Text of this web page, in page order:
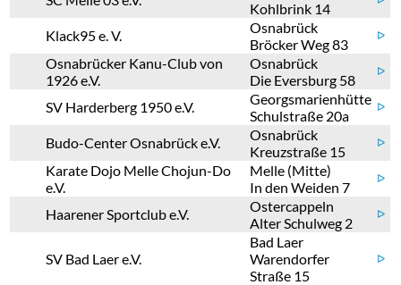
Kohlbrink 14
Klack95 e. V.
Osnabrück
Bröcker Weg 83
ᐅ
Osnabrücker Kanu-Club von
1926 e.V.
Osnabrück
Die Eversburg 58
ᐅ
SV Harderberg 1950 e.V.
Georgsmarienhütte
Schulstraße 20a
ᐅ
Budo-Center Osnabrück e.V.
Osnabrück
Kreuzstraße 15
ᐅ
Karate Dojo Melle Chojun-Do
e.V.
Melle (Mitte)
In den Weiden 7
ᐅ
Haarener Sportclub e.V.
Ostercappeln
Alter Schulweg 2
ᐅ
SV Bad Laer e.V.
Bad Laer
Warendorfer
Straße 15
ᐅ